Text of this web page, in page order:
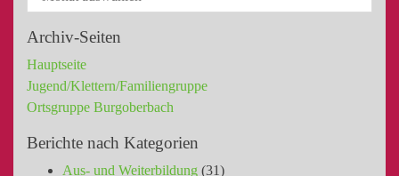
Archiv-Seiten
Hauptseite
Jugend/Klettern/Familiengruppe
Ortsgruppe Burgoberbach
Berichte nach Kategorien
Aus- und Weiterbildung (31)